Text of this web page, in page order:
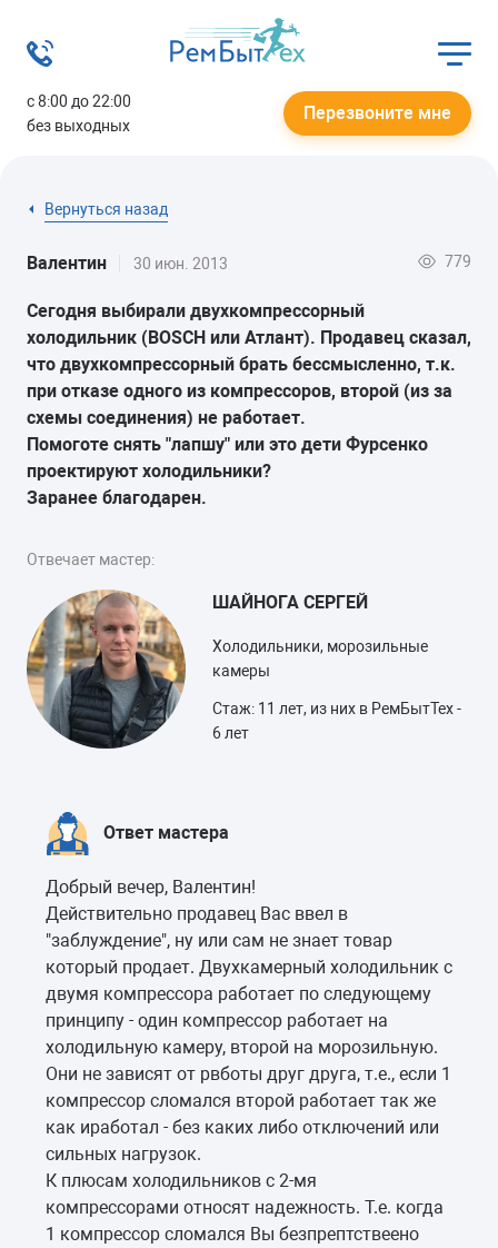
с 8:00 до 22:00
без выходных
Перезвоните мне
Вернуться назад
Валентин 30 июн. 2013 779
Сегодня выбирали двухкомпрессорный
холодильник (BOSCH или Атлант). Продавец сказал,
что двухкомпрессорный брать бессмысленно, т.к.
при отказе одного из компрессоров, второй (из за
схемы соединения) не работает.
Помоготе снять "лапшу" или это дети Фурсенко
проектируют холодильники?
Заранее благодарен.
Отвечает мастер:
ШАЙНОГА СЕРГЕЙ
Холодильники, морозильные
камеры
Стаж: 11 лет, из них в РемБытТех -
6 лет
Ответ мастера
Добрый вечер, Валентин!
Действительно продавец Вас ввел в
"заблуждение", ну или сам не знает товар
который продает. Двухкамерный холодильник с
двумя компрессора работает по следующему
принципу - один компрессор работает на
холодильную камеру, второй на морозильную.
Они не зависят от рвботы друг друга, т.е., если 1
компрессор сломался второй работает так же
как иработал - без каких либо отключений или
сильных нагрузок.
К плюсам холодильников с 2-мя
компрессорами относят надежность. Т.е. когда
1 компрессор сломался Вы безпрептствеено